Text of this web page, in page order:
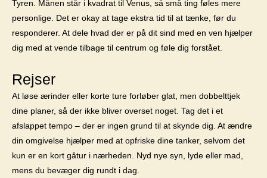
Tyren. Månen står i kvadrat til Venus, så små ting føles mere
personlige. Det er okay at tage ekstra tid til at tænke, før du
responderer. At dele hvad der er på dit sind med en ven hjælper
dig med at vende tilbage til centrum og føle dig forstået.
Rejser
At løse ærinder eller korte ture forløber glat, men dobbelttjek
dine planer, så der ikke bliver overset noget. Tag det i et
afslappet tempo – der er ingen grund til at skynde dig. At ændre
din omgivelse hjælper med at opfriske dine tanker, selvom det
kun er en kort gåtur i nærheden. Nyd nye syn, lyde eller mad,
mens du bevæger dig rundt i dag.